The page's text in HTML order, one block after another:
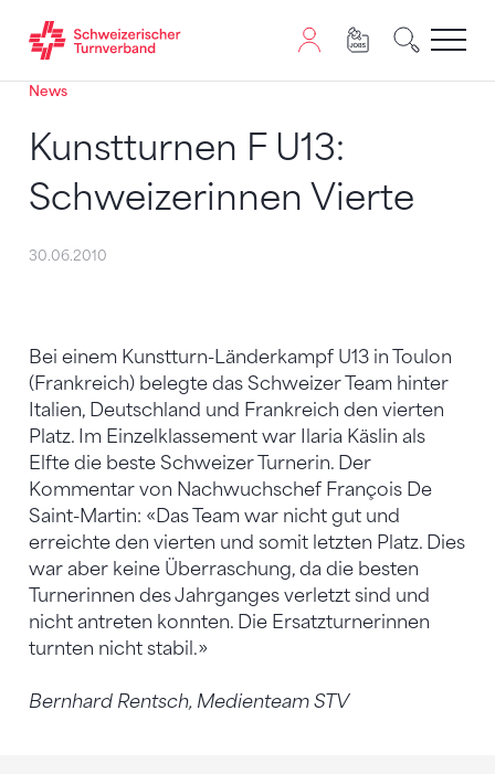
Zum Inhalt springen
Zur Sitemap navigieren
Zum Navigieren dieser Seite wird JavaScript benötigt.
News
Kunstturnen F U13:
Schweizerinnen Vierte
30.06.2010
Bei einem Kunstturn-Länderkampf U13 in Toulon
(Frankreich) belegte das Schweizer Team hinter
Italien, Deutschland und Frankreich den vierten
Platz. Im Einzelklassement war Ilaria Käslin als
Elfte die beste Schweizer Turnerin. Der
Kommentar von Nachwuchschef François De
Saint-Martin: «Das Team war nicht gut und
erreichte den vierten und somit letzten Platz. Dies
war aber keine Überraschung, da die besten
Turnerinnen des Jahrganges verletzt sind und
nicht antreten konnten. Die Ersatzturnerinnen
turnten nicht stabil.»
Bernhard Rentsch, Medienteam STV